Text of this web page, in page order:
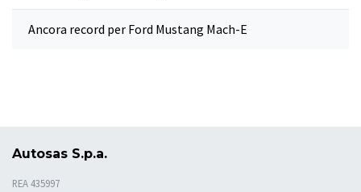
Ancora record per Ford Mustang Mach-E
Autosas S.p.a.
REA 435997